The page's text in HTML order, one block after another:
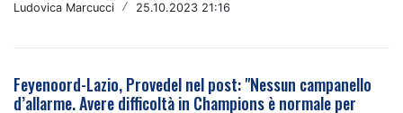
Ludovica Marcucci / 25.10.2023 21:16
Feyenoord-Lazio, Provedel nel post: "Nessun campanello
d’allarme. Avere difficoltà in Champions è normale per